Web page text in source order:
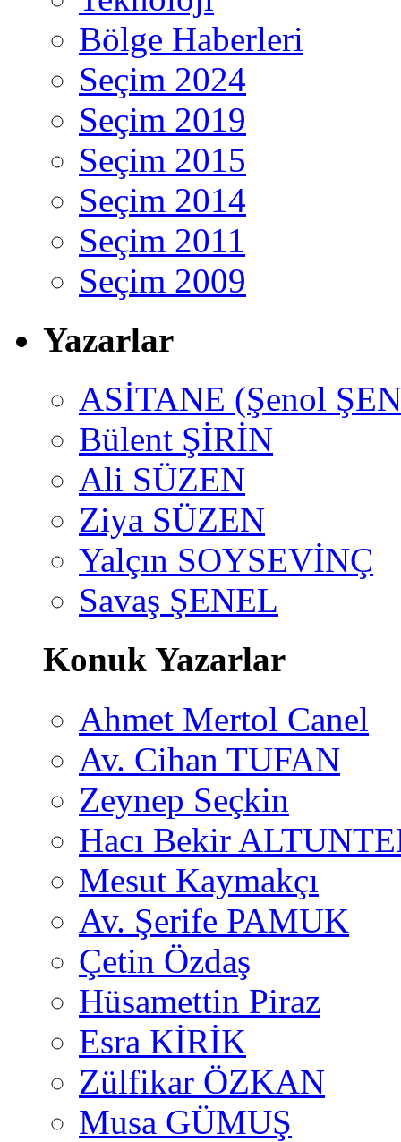
Bölge Haberleri
Seçim 2024
Seçim 2019
Seçim 2015
Seçim 2014
Seçim 2011
Seçim 2009
Yazarlar
ASİTANE (Şenol
Bülent ŞİRİN
Ali SÜZEN
Ziya SÜZEN
Yalçın SOYSEVİNÇ
Savaş ŞENEL
Konuk Yazarlar
Ahmet Mertol Canel
Av. Cihan TUFAN
Zeynep Seçkin
Hacı Bekir
Mesut Kaymakçı
Av. Şerife PAMUK
Çetin Özdaş
Hüsamettin Piraz
Esra KİRİK
Zülfikar ÖZKAN
Musa GÜMUŞ